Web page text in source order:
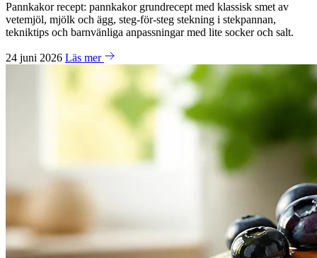
Pannkakor recept: pannkakor grundrecept med klassisk smet av
vetemjöl, mjölk och ägg, steg-för-steg stekning i stekpannan,
tekniktips och barnvänliga anpassningar med lite socker och salt.
24 juni 2026 Läs mer